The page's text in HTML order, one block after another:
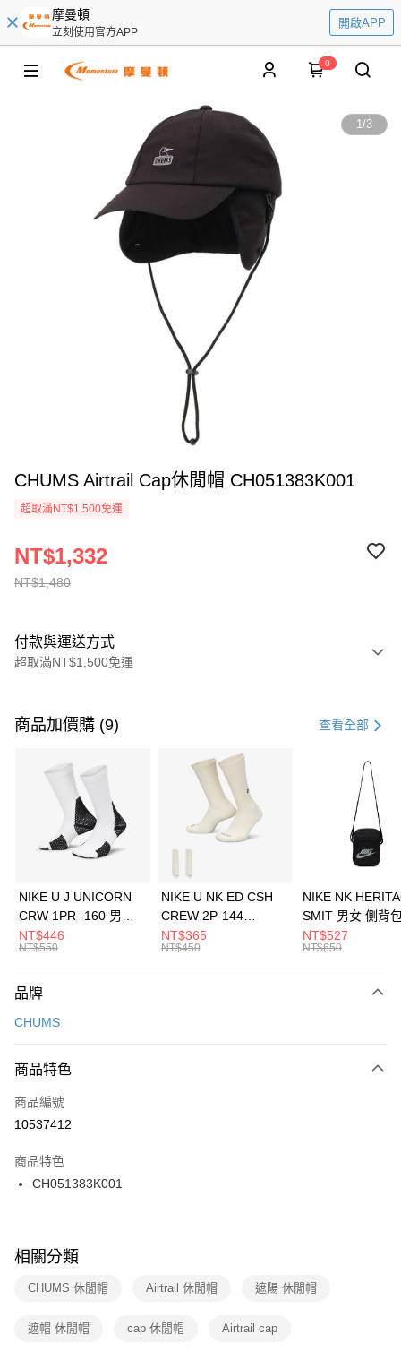
摩曼頓
立刻使用官方APP
開啟APP
0
1/3
CHUMS Airtrail Cap休閒帽 CH051383K001
超取滿NT$1,500免運
NT$1,480
NT$1,332
付款與運送方式
超取滿NT$1,500免運
信用卡一次付款
3 期 0 利率 每期 21家銀行
合作金庫商業銀行
第一商業銀行
華南商業銀行
彰化商業銀行
上海商業儲蓄銀行
元大商業銀行
台灣樂天信用卡公司
Apple Pay
全盈+PAY
AFTEE先享後付
【關於「AFTEE先享後付」】
便利好安心！
３．安心：先確認商品／服務後，再付款。
【「AFTEE先享後付」結帳流程】
１．於結帳方式選擇「AFTEE先享後付」後，將跳轉至「AFTEE先享後付」
２．訂單成立數日內，您將收到繳費通知簡訊。
３．收到繳費通知簡訊後14天內，點擊此簡訊中的連結，可透過四大超商／
ATM／網路銀行／等多元方式進行付款，方視為交易完成。
※ 交易是否成功請以「AFTEE先享後付 」之結帳頁面顯示為準，若有關於
是否繳費成功／繳費後需取消欲退款等相關疑問，請聯繫「AFTEE先享後付
客戶支援中心」https://netprotections.freshdesk.com/support/home
１．透過由恩沛科技股份有限公司提供之「AFTEE先享後付」服務完成之交
運送方式
每筆NT$100，滿NT$1,500(含以上)免運費
宅配
每筆NT$100，滿NT$1,500(含以上)免運費
付款後門市自取
每筆NT$100，滿NT$1,500(含以上)免運費
商品加價購 (9) 查看全部
NIKE U J UNICORN
CRW 1PR -160 男女
中統襪 FZ3393100
NT$446
NT$550
NIKE U NK ED CSH
CREW 2P-144
EMBRDY 男女 短統襪
FZ3073133
NT$365
NT$450
NIKE NK
SMIT 男女 側背
BA5871010
NT$527
NT$650
品牌
CHUMS
商品特色
商品編號
10537412
商品特色
CH051383K001
相關分類
CHUMS 休閒帽 Airtrail 休閒帽 遮陽 休閒帽
遮帽 休閒帽 cap 休閒帽 Airtrail cap